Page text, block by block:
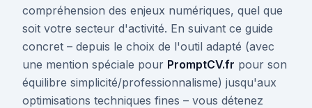
compréhension des enjeux numériques, quel que
soit votre secteur d'activité. En suivant ce guide
concret – depuis le choix de l'outil adapté (avec
une mention spéciale pour PromptCV.fr pour son
équilibre simplicité/professionnalisme) jusqu'aux
optimisations techniques fines – vous détenez